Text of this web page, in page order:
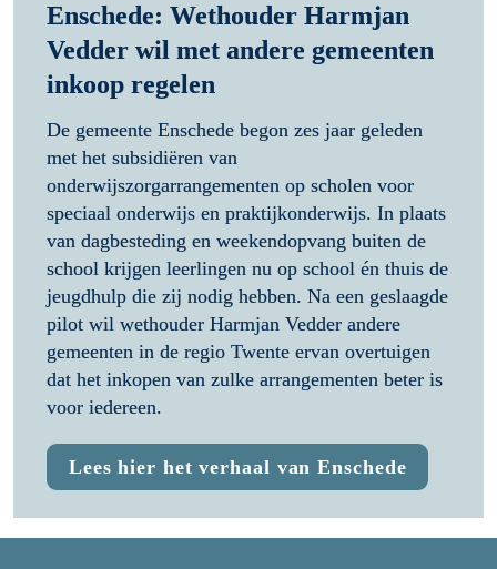
Enschede: Wethouder Harmjan
Vedder wil met andere gemeenten
inkoop regelen
De gemeente Enschede begon zes jaar geleden
met het subsidiëren van
onderwijszorgarrangementen op scholen voor
speciaal onderwijs en praktijkonderwijs. In plaats
van dagbesteding en weekendopvang buiten de
school krijgen leerlingen nu op school én thuis de
jeugdhulp die zij nodig hebben. Na een geslaagde
pilot wil wethouder Harmjan Vedder andere
gemeenten in de regio Twente ervan overtuigen
dat het inkopen van zulke arrangementen beter is
voor iedereen.
Lees hier het verhaal van Enschede